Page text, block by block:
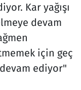
Kar yağışı
devam
için geç
ediyor"